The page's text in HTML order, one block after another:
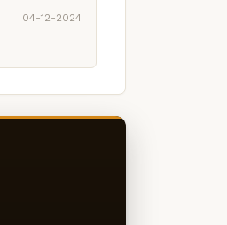
04-12-2024